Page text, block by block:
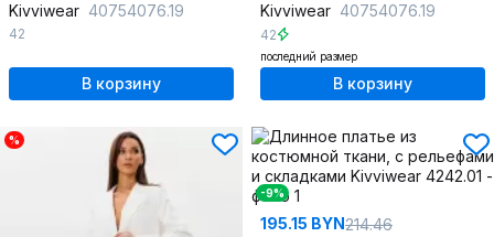
Kivviwear 40754076.19
42
В корзину
Kivviwear 40754076.19
42
последний размер
В корзину
%
-9%
195.15 BYN214.46